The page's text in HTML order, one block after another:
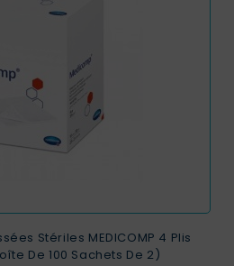
Stériles MEDICOMP 4 Plis
De 100 Sachets De 2)